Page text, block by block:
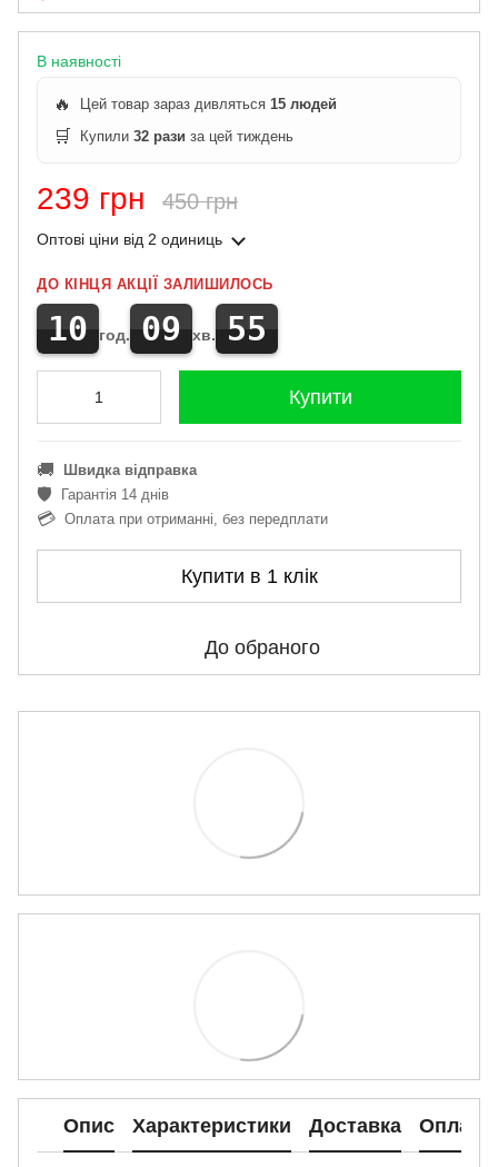
В наявності
🔥 Цей товар зараз дивляться 15 людей
🛒 Купили 32 рази за цей тиждень
239 грн 450 грн
Оптові ціни від 2 одиниць
ДО КІНЦЯ АКЦІЇ ЗАЛИШИЛОСЬ
10 год. 09 хв. 54
Купити
🚚 Швидка відправка
🛡️ Гарантія 14 днів
💳 Оплата при отриманні, без передплати
Купити в 1 клік
До обраного
Опис Характеристики Доставка Оплата